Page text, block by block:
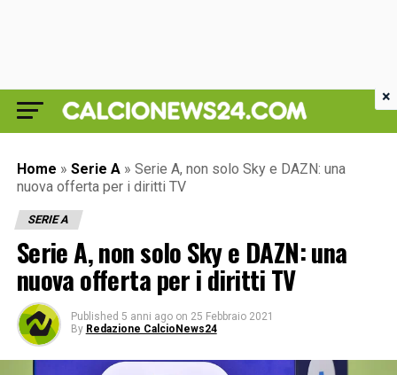
Home » Serie A » Serie A, non solo Sky e DAZN: una
nuova offerta per i diritti TV
SERIE A
Serie A, non solo Sky e DAZN: una
nuova offerta per i diritti TV
Published 5 anni ago on 25 Febbraio 2021
By Redazione CalcioNews24
×